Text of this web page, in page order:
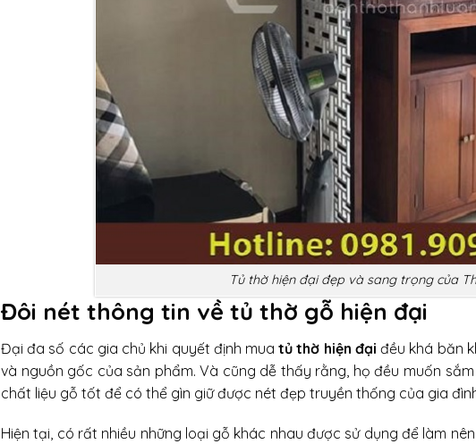
Tủ thờ hiện đại đẹp và sang trọng của
Đôi nét thông tin về tủ thờ gỗ hiện đại
Đại đa số các gia chủ khi quyết định muatủ thờ hiện đại đều khá băn
và nguồn gốc của sản phẩm. Và cũng dễ thấy rằng, họ đều muốn
chất liệu gỗ tốt để có thể gìn giữ được nét đẹp truyền thống của gia
Hiện tại, có rất nhiều những loại gỗ khác nhau được sử dụng để làm